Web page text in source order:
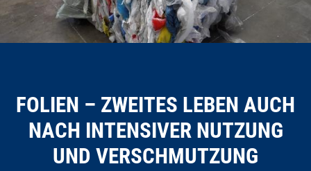
FOLIEN – ZWEITES LEBEN AUCH
NACH INTENSIVER NUTZUNG
UND VERSCHMUTZUNG